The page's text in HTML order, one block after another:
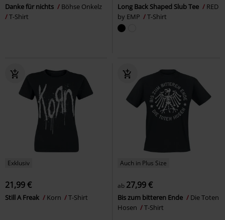
Danke für nichts
Böhse Onkelz
T-Shirt
Long Back Shaped Slub Tee
RED
by EMP
T-Shirt
Exklusiv
21,99 €
Still A Freak Korn T-Shirt
Auch in Plus Size
ab 27,99 €
Bis zum bitteren Ende
Die Toten
Hosen
T-Shirt